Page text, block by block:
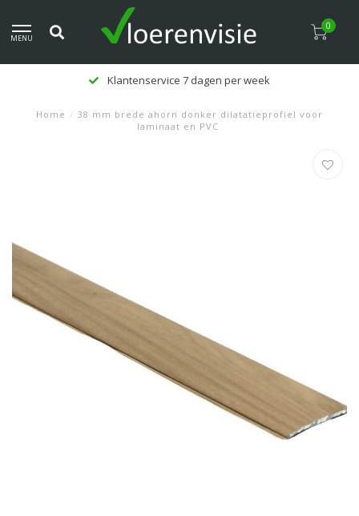
MENU
0
Klantenservice 7 dagen per week
Home / 38 mm brede ahorn donker dilatatieprofiel voor
laminaat en PVC